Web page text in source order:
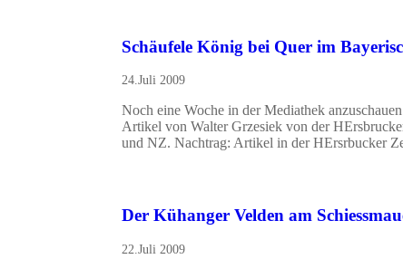
Schäufele König bei Quer im
24.Juli 2009
Noch eine Woche in der Mediathek
Artikel von Walter Grzesiek von der
und NZ. Nachtrag: Artikel in der HErsrbucker
Der Kühanger Velden am
22.Juli 2009